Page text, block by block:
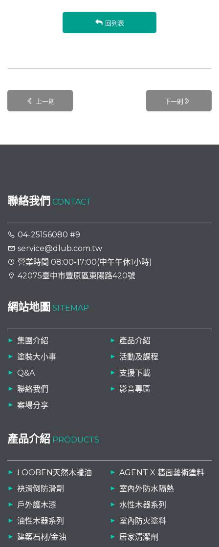
回列表
上一則 下一則
聯絡我們 CONTACT
04-25156080 #9
service@dlub.com.tw
營業時間 08:00-17:00(中午午休1小時)
42075臺中市豐原區東陽路420號
網站地圖 SITEMAP
集團介紹
產品介紹
塗裝大小事
活動及課程
Q&A
支援下載
聯絡我們
影音專區
案場分享
產品介紹 PRODUCTS
LOOBEN天然木蠟油
AGENT X 牆面藝術塗料
袂滑倒防滑劑
室內外防水隔熱
戶外護木漆
水性木器系列
油性木器系列
室內防火塗料
建築石材/金油
居家清潔劑